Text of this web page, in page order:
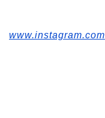
www.instagram.com